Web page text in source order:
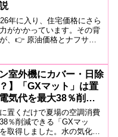
年に入り、住宅価格にさら
がかかっています。その背
、👉 原油価格とナフサ価
ます。この記事では、原油
どのよう...
ン室外機にカバー・日除
】「GXマット」は置
気代を最大38％削
置くだけで夏場の空調消費
％削減できる「GXマッ
取得しました。水の気化熱